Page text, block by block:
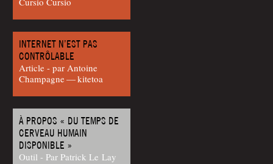
INTERNET N’EST PAS
CONTRÔLABLE
Article - par Antoine
Cham­pagne — kitetoa
À PROPOS « DU TEMPS DE
CERVEAU HUMAIN
DISPONIBLE »
Outil - Par Patrick Le Lay